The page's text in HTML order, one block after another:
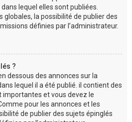
lequel elles sont publiées.
globales, la possibilité de publier des
définies par l’administrateur.
?
dessous des annonces sur la
lequel il a été publié. il contient des
et vous devez le
pour les annonces et les
de publier des sujets épinglés